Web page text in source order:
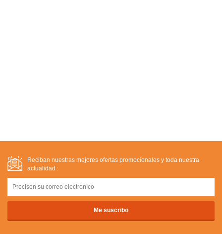
Reciban nuestras mejores ofertas promocíonales y toda nuestra
actualidad :